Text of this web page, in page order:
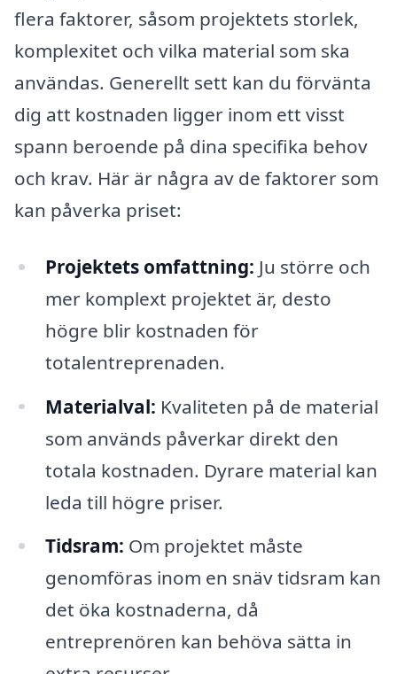
flera faktorer, såsom projektets storlek,
komplexitet och vilka material som ska
användas. Generellt sett kan du förvänta
dig att kostnaden ligger inom ett visst
spann beroende på dina specifika behov
och krav. Här är några av de faktorer som
kan påverka priset:
Projektets omfattning: Ju större och
mer komplext projektet är, desto
högre blir kostnaden för
totalentreprenaden.
Materialval: Kvaliteten på de material
som används påverkar direkt den
totala kostnaden. Dyrare material kan
leda till högre priser.
Tidsram: Om projektet måste
genomföras inom en snäv tidsram kan
det öka kostnaderna, då
entreprenören kan behöva sätta in